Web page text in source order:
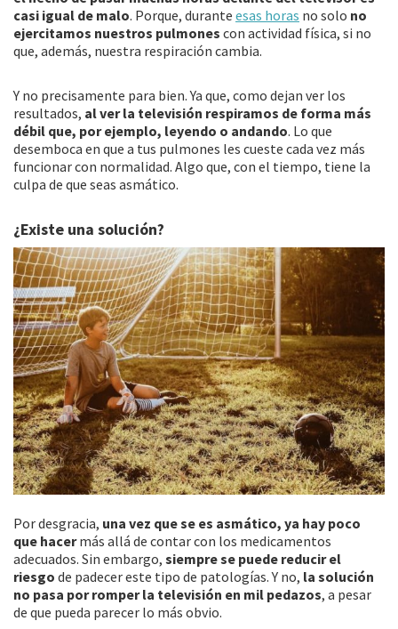
casi igual de malo. Porque, durante esas horas no solo no
ejercitamos nuestros pulmones con actividad física, si no
que, además, nuestra respiración cambia.
Y no precisamente para bien. Ya que, como dejan ver los
resultados, al ver la televisión respiramos de forma más
débil que, por ejemplo, leyendo o andando. Lo que
desemboca en que a tus pulmones les cueste cada vez más
funcionar con normalidad. Algo que, con el tiempo, tiene la
culpa de que seas asmático.
¿Existe una solución?
Por desgracia, una vez que se es asmático, ya hay poco
que hacermás allá de contar con los medicamentos
adecuados. Sin embargo, siempre se puede reducir el
riesgo de padecer este tipo de patologías. Y no, la solución
no pasa por romper la televisión en mil pedazos, a pesar
de que pueda parecer lo más obvio.